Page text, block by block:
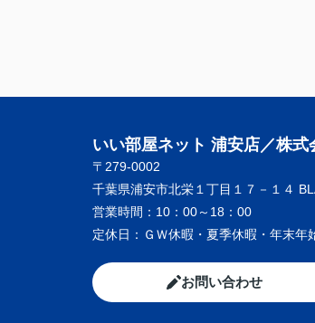
いい部屋ネット 浦安店／株式
〒279-0002
千葉県浦安市北栄１丁目１７－１４
営業時間： 10：00～18：00
定休日： ＧＷ休暇・夏季休暇・年末年
お問い合わせ